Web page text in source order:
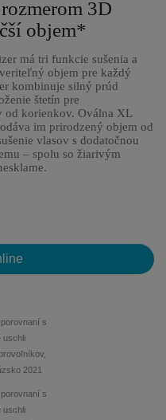
3D
objem*
má tri funkcie sušenia a
objem pre každý
kombinuje silný prúd
štetín pre
od korienkov. Oválna XL
im prirodzený objem od
vlasov s dodatočnou
– spolu so žiarivým
s
uschli
2021
s
uschli